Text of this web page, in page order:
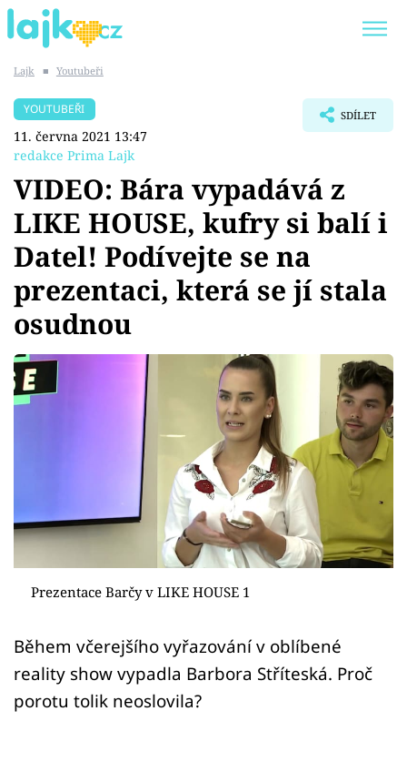
SHOPAHOLICADEL
Témata
Showbyznys
Youtubeři
Virály
Sex a vztahy
Sledujte prima+
Lajk ■ Youtubeři
YOUTUBEŘI
11. června 2021 13:47
redakce Prima Lajk
SDÍLET
VIDEO: Bára vypadává z
LIKE HOUSE, kufry si balí i
Datel! Podívejte se na
prezentaci, která se jí stala
osudnou
Prezentace Barčy v LIKE HOUSE 1
Během včerejšího vyřazování v oblíbené
reality show vypadla Barbora Stříteská. Proč
porotu tolik neoslovila?